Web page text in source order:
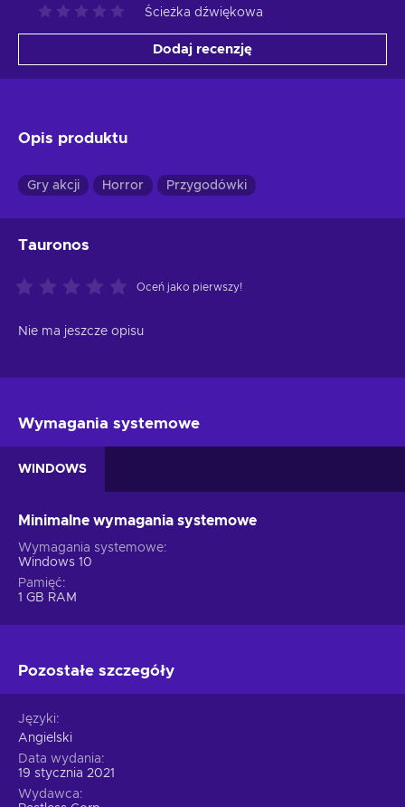
Ścieżka dźwiękowa
Dodaj recenzję
Opis produktu
Gry akcji Horror Przygodówki
Tauronos
Oceń jako pierwszy!
Nie ma jeszcze opisu
Wymagania systemowe
WINDOWS
Minimalne wymagania systemowe
Wymagania systemowe
Windows 10
Pamięć
1 GB RAM
Pozostałe szczegóły
Języki
Angielski
Data wydania
19 stycznia 2021
Wydawca